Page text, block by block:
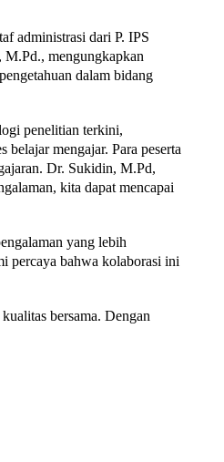
administrasi dari P. IPS
mengungkapkan
dalam bidang
penelitian terkini,
mengajar. Para peserta
Dr. Sukidin, M.Pd,
kita dapat mencapai
yang lebih
percaya bahwa kolaborasi ini
bersama. Dengan